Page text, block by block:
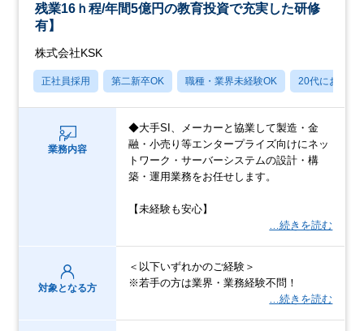
残業16ｈ程/年間5億円の教育投資で充実した研修
有】
株式会社KSK
正社員採用 第二新卒OK 職種・業界未経験OK 20代におすす
業務内容
◆大手SI、メーカーと協業して製造・金
融・小売り等エンタープライズ向けにネッ
トワーク・サーバーシステムの設計・構
築・運用業務をお任せします。
【未経験も安心】
…続きを読む
対象となる方
＜以下いずれかのご経験＞
※若手の方は業界・業務経験不問！
…続きを読む